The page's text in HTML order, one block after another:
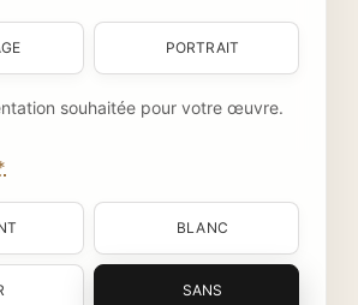
PORTRAIT
souhaitée pour votre œuvre.
BLANC
SANS